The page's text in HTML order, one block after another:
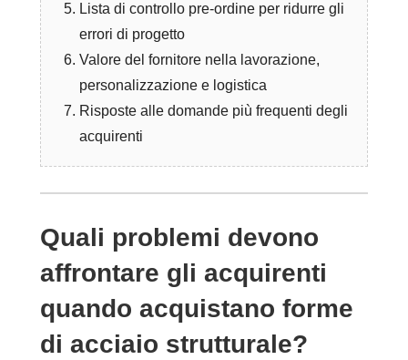
Lista di controllo pre-ordine per ridurre gli
errori di progetto
Valore del fornitore nella lavorazione,
personalizzazione e logistica
Risposte alle domande più frequenti degli
acquirenti
Quali problemi devono
affrontare gli acquirenti
quando acquistano forme
di acciaio strutturale?